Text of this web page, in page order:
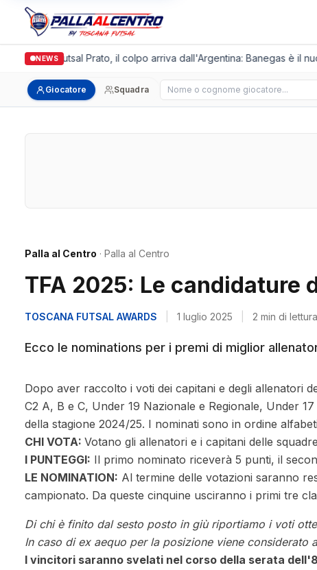
NEWS
Italgronda Futsal Prato, il colpo arriva dall'Argentina: Banegas è il
Giocatore Squadra Cerca giocatore
Palla al Centro · Palla al Centro
TFA 2025: Le candidature
TOSCANA FUTSAL AWARDS 1 luglio 2025 2 min di lettura
Ecco le nominations per i premi di miglior
Dopo aver raccolto i voti dei capitani e degli allenatori
C2 A, B e C, Under 19 Nazionale e Regionale, Under
della stagione 2024/25. I nominati sono in ordine
CHI VOTA: Votano gli allenatori e i capitani delle
I PUNTEGGI: Il primo nominato riceverà 5 punti, il
LE NOMINATION: Al termine delle votazioni saranno
campionato. Da queste cinquine usciranno i primi tre
Di chi è finito dal sesto posto in giù riportiamo i voti
In caso di ex aequo per la posizione viene
I vincitori saranno svelati nel corso della serata